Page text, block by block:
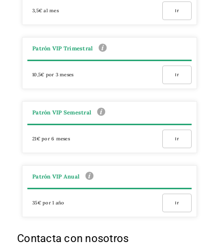
3,5€ al mes Ir
Patrón VIP Trimestral
10,5€ por 3 meses Ir
Patrón VIP Semestral
21€ por 6 meses Ir
Patrón VIP Anual
35€ por 1 año Ir
Contacta con nosotros